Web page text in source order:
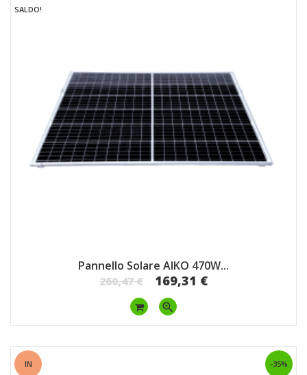
Pannello Solare AIKO 470W...
260,47 €
169,31 €
zoom_in
SALDO!
IN -35%